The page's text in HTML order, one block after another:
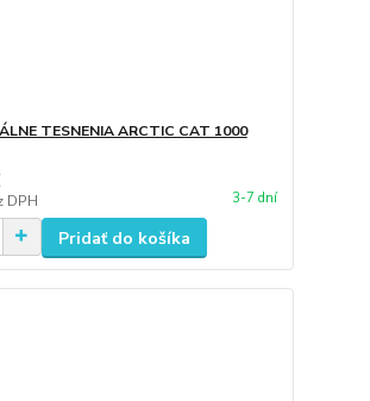
TESNENIA ARCTIC CAT 1000
DPH 3-7 dní
Pridať do košíka